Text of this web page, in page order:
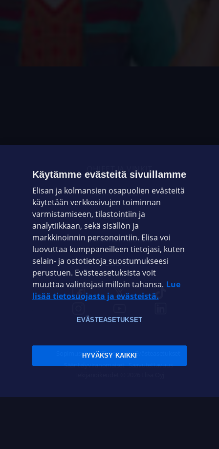
OHJEET JA VINKIT
OMAYHTEISÖ
VIANSELVITYS
ASIAKASPALVELU
ELISA.FI
Sopimusehdot Tietosuoja Evästeasetukset
Sääntelyviranomaiset Saavutettavuus
Käytämme evästeitä sivuillamme
Elisan ja kolmansien osapuolien evästeitä
käytetään verkkosivujen toiminnan
varmistamiseen, tilastointiin ja
analytiikkaan, sekä sisällön ja
markkinoinnin personointiin. Elisa voi
luovuttaa kumppaneilleen tietojasi, kuten
selain- ja ostotietoja suostumukseesi
perustuen. Evästeasetuksista voit
muuttaa valintojasi milloin tahansa. Lue
lisää tietosuojasta ja evästeistä.
EVÄSTEASETUKSET
HYVÄKSY KAIKKI